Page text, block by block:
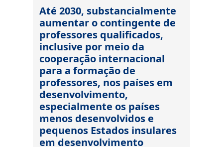
Até 2030, substancialmente
aumentar o contingente de
professores qualificados,
inclusive por meio da
cooperação internacional
para a formação de
professores, nos países em
desenvolvimento,
especialmente os países
menos desenvolvidos e
pequenos Estados insulares
em desenvolvimento